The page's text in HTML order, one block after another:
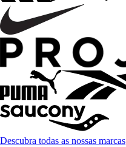
Descubra todas as nossas marcas